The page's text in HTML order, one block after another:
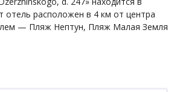
отель расположен в 4 км от центра
— Пляж Нептун, Пляж Малая Земля